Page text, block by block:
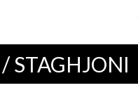
STAGHJONI